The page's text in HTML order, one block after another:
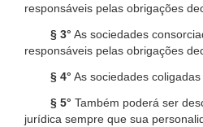
responsáveis pelas obrigações
§ 3° As sociedades
responsáveis pelas obrigações
§ 4° As sociedades
§ 5° Também poderá ser
jurídica sempre que sua